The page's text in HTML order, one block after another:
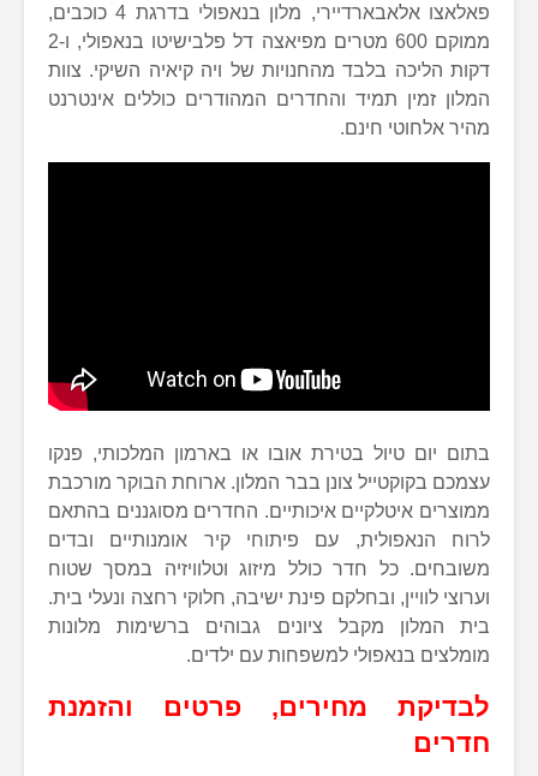
פאלאצו אלאבארדיירי, מלון בנאפולי בדרגת 4 כוכבים,
ממוקם 600 מטרים מפיאצה דל פלבישיטו בנאפולי, ו-2
דקות הליכה בלבד מהחנויות של ויה קיאיה השיקי. צוות
המלון זמין תמיד והחדרים המהודרים כוללים אינטרנט
מהיר אלחוטי חינם.
בתום יום טיול בטירת אובו או בארמון המלכותי, פנקו
עצמכם בקוקטייל צונן בבר המלון. ארוחת הבוקר מורכבת
ממוצרים איטלקיים איכותיים. החדרים מסוגננים בהתאם
לרוח הנאפולית, עם פיתוחי קיר אומנותיים ובדים
משובחים. כל חדר כולל מיזוג וטלוויזיה במסך שטוח
וערוצי לוויין, ובחלקם פינת ישיבה, חלוקי רחצה ונעלי בית.
בית המלון מקבל ציונים גבוהים ברשימות מלונות
מומלצים בנאפולי למשפחות עם ילדים.
לבדיקת מחירים, פרטים והזמנת
חדרים